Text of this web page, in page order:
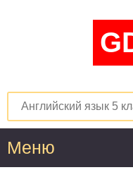
Меню